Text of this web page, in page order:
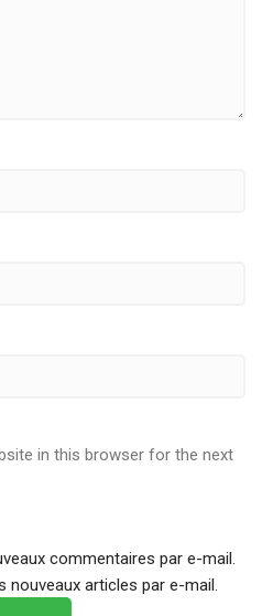
in this browser for the next
commentaires par e-mail.
nouveaux articles par e-mail.